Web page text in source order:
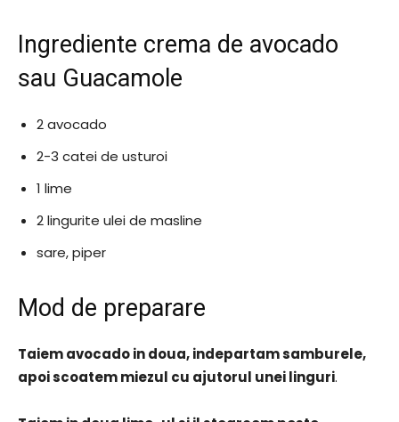
Ingrediente crema de avocado
sau Guacamole
2 avocado
2-3 catei de usturoi
1 lime
2 lingurite ulei de masline
sare, piper
Mod de preparare
Taiem avocado in doua, indepartam samburele,
apoi scoatem miezul cu ajutorul unei linguri.